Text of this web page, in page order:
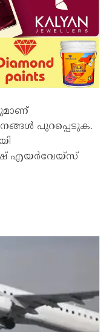
പുറപ്പെടുക.
എയർവേയ്സ്